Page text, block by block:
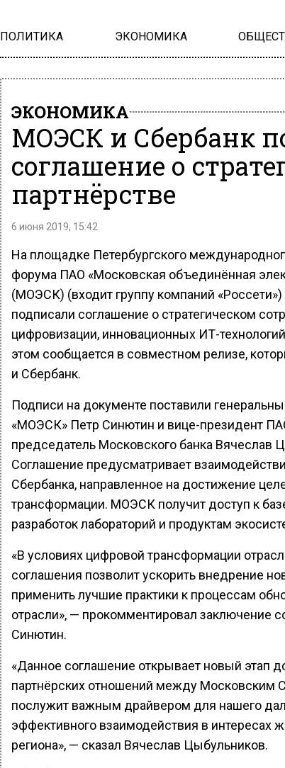
ПОЛИТИКА ЭКОНОМИКА
ЭКОНОМИКА
МОЭСК и Сбербанк
соглашение о
партнёрстве
6 июня 2019, 15:42
На площадке Петербургского
форума ПАО «Московская объединённая
(МОЭСК) (входит группу компаний
подписали соглашение о стратегическом
цифровизации, инновационных ИТ-
этом сообщается в совместном релизе,
и Сбербанк.
Подписи на документе поставили
«МОЭСК» Петр Синютин и вице-президент
председатель Московского банка Вячеслав
Соглашение предусматривает
Сбербанка, направленное на достижение
трансформации. МОЭСК получит доступ к
разработок лабораторий и продуктам
«В условиях цифровой трансформации
соглашения позволит ускорить внедрение
применить лучшие практики к процессам
отрасли», — прокомментировал заключение
Синютин.
«Данное соглашение открывает новый этап
партнёрских отношений между Московским
послужит важным драйвером для нашего
эффективного взаимодействия в интересах
региона», — сказал Вячеслав Цыбульников.